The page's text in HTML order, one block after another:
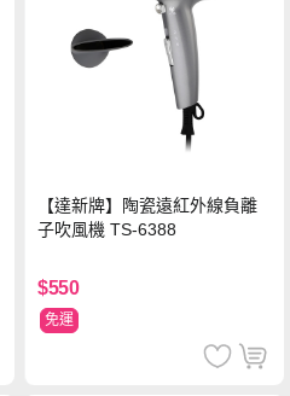
【達新牌】陶瓷遠紅外線負離
子吹風機 TS-6388
$550
免運